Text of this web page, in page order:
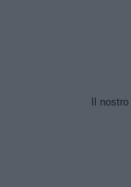
Il nostro